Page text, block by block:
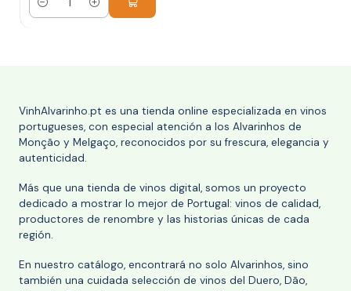
Cantidad
VinhAlvarinho.pt es una tienda online especializada en vinos
portugueses, con especial atención a los Alvarinhos de
Monção y Melgaço, reconocidos por su frescura, elegancia y
autenticidad.
Más que una tienda de vinos digital, somos un proyecto
dedicado a mostrar lo mejor de Portugal: vinos de calidad,
productores de renombre y las historias únicas de cada
región.
En nuestro catálogo, encontrará no solo Alvarinhos, sino
también una cuidada selección de vinos del Duero, Dão,